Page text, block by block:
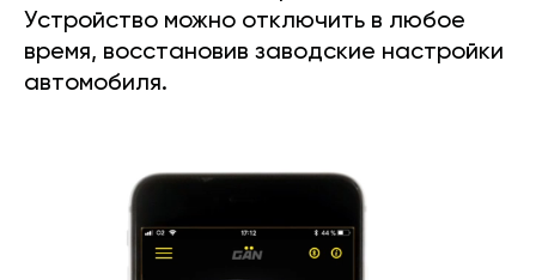
Устройство можно отключить в любое
время, восстановив заводские настройки
автомобиля.